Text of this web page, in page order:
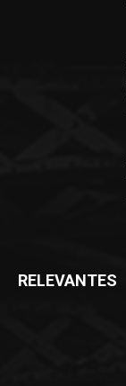
RELEVANTES